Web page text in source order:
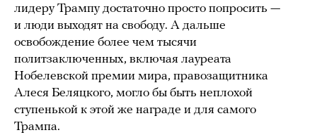
лидеру Трампу достаточно просто попросить —
и люди выходят на свободу. А дальше
освобождение более чем тысячи
политзаключенных, включая лауреата
Нобелевской премии мира, правозащитника
Алеся Беляцкого, могло бы быть неплохой
ступенькой к этой же награде и для самого
Трампа.